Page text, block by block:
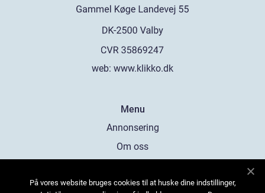
web: www.klikko.dk
Menu
Annonsering
Om oss
Kontakta oss
På vores website bruges cookies til at huske dine indstillinger,